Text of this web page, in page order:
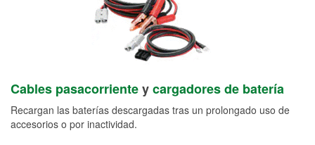
Cables pasacorrienteycargadores de batería
Recargan las baterías descargadas tras un prolongado uso de
accesorios o por inactividad.